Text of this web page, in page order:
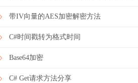
带IV向量的AES加密解密方法
C#时间戳转为格式时间
Base64加密
C# Get请求方法分享